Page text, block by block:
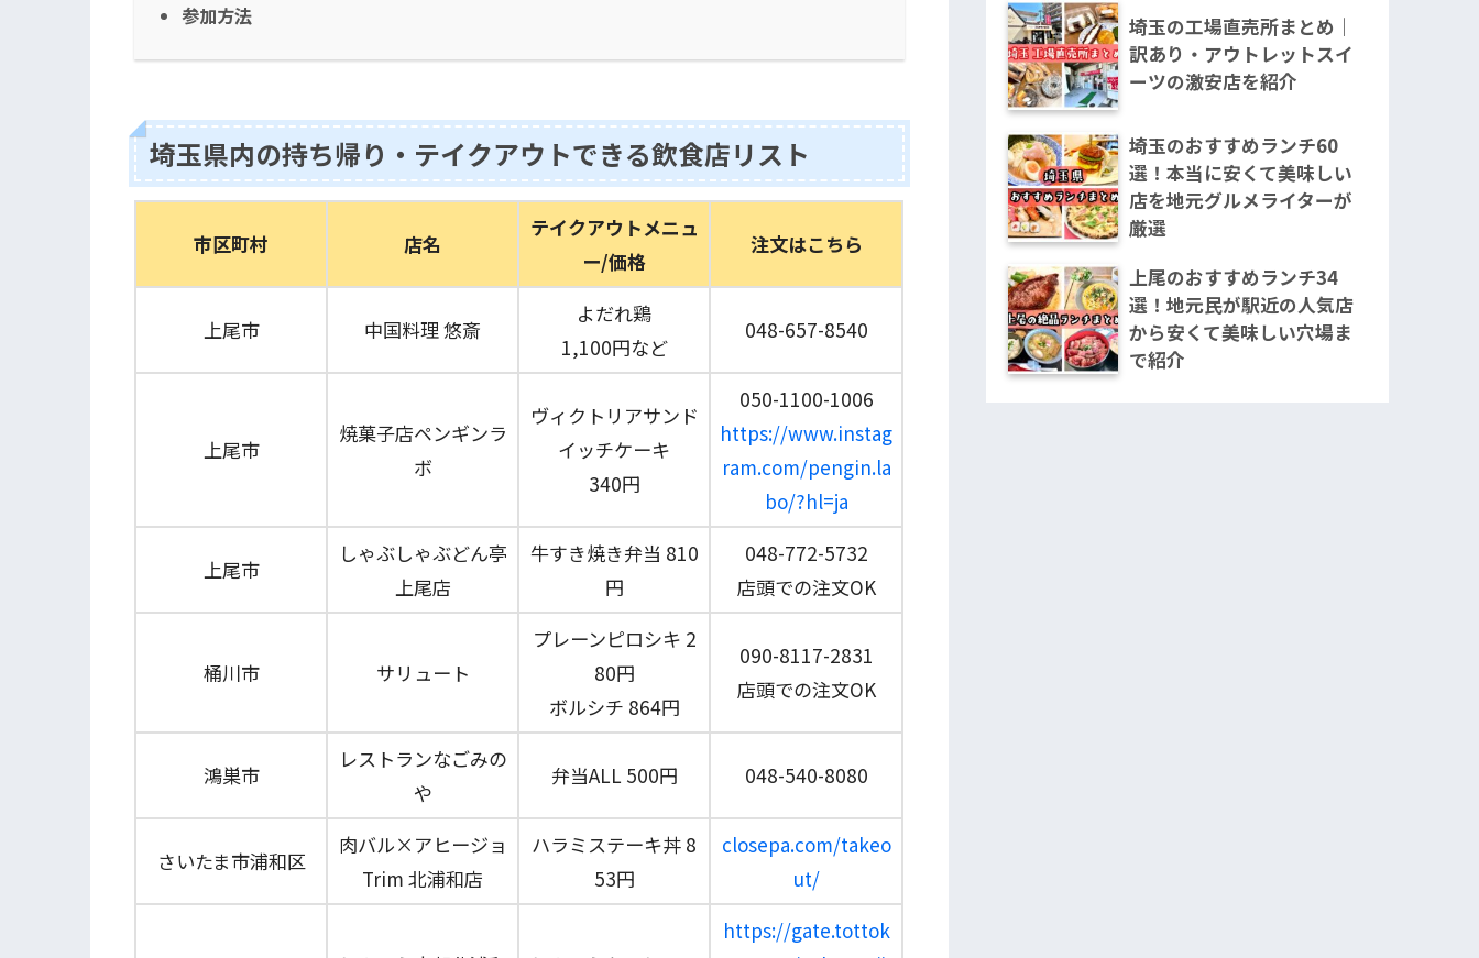
参加方法
埼玉県内の持ち帰り・テイクアウトできる飲食店リスト
市区町村 店名
テイクアウトメニュ
ー/価格
注文はこちら
上尾市 中国料理 悠斎
よだれ鶏
1,100円など
048-657-8540
上尾市
焼菓子店ペンギンラ
ボ
ヴィクトリアサンド
イッチケーキ
340円
050-1100-1006
https://www.instag
ram.com/pengin.la
bo/?hl=ja
上尾市
しゃぶしゃぶどん亭
上尾店
牛すき焼き弁当 810
円
048-772-5732
店頭での注文OK
桶川市 サリュート
プレーンピロシキ 2
80円
ボルシチ 864円
090-8117-2831
店頭での注文OK
鴻巣市
レストランなごみの
や
弁当ALL 500円 048-540-8080
さいたま市浦和区
肉バル×アヒージョ
Trim 北浦和店
ハラミステーキ丼 8
53円
closepa.com/takeo
ut/
https://gate.tottok
埼玉の工場直売所まとめ｜
訳あり・アウトレットスイ
ーツの激安店を紹介
埼玉のおすすめランチ60
選！本当に安くて美味しい
店を地元グルメライターが
厳選
上尾のおすすめランチ34
選！地元民が駅近の人気店
から安くて美味しい穴場ま
で紹介